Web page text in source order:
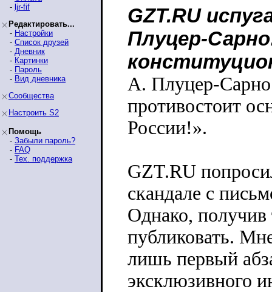
- ljr-fif
Редактировать...
- Настройки
- Список друзей
- Дневник
- Картинки
- Пароль
- Вид дневника
Сообщества
Настроить S2
Помощь
- Забыли пароль?
- FAQ
- Тех. поддержка
GZT.RU
Плуцер-
А. Плуцер-Сарно:
противостоит
России!».
GZT.RU
скандале с
Однако, получив
публиковать.
лишь первый
эксклюзивного